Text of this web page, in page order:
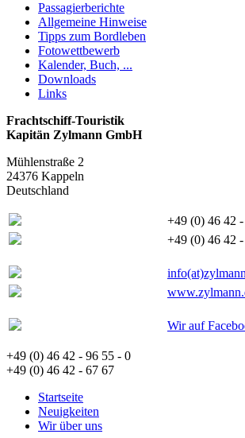
Passagierberichte
Allgemeine Hinweise
Tipps zum Bordleben
Fotowettbewerb
Kalender, Buch, ...
Downloads
Links
Frachtschiff-Touristik
Kapitän Zylmann GmbH
Mühlenstraße 2
24376 Kappeln
Deutschland
+49 (0) 46 42
+49 (0) 46 42
Wir auf
+49 (0) 46 42 - 96 55 - 0
+49 (0) 46 42 - 67 67
Startseite
Neuigkeiten
Wir über uns